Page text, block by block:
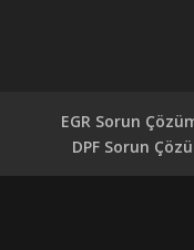
EGR Sorun
DPF Sorun